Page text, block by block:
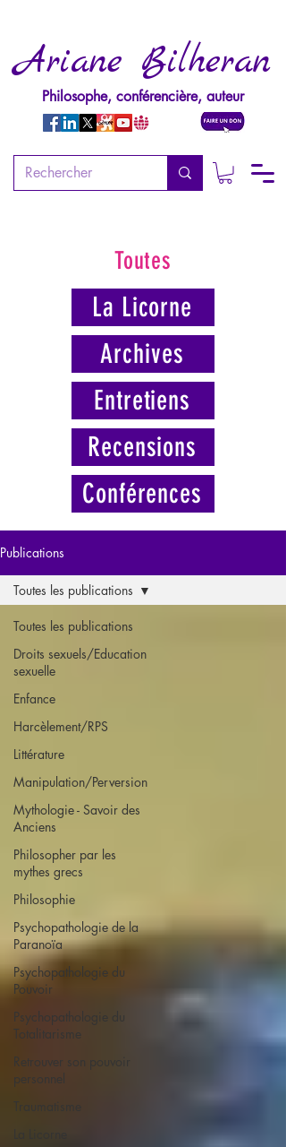
Ariane Bilheran
Philosophe, conférencière, auteur
Toutes
La Licorne
Archives
Entretiens
Recensions
Conférences
Publications
Toutes les publications
Droits sexuels/Education
sexuelle
Enfance
Harcèlement/RPS
Littérature
Manipulation/Perversion
Mythologie - Savoir des
Anciens
Philosopher par les
mythes grecs
Philosophie
Psychopathologie de la
Paranoïa
Psychopathologie du
Pouvoir
Psychopathologie du
Totalitarisme
Retrouver son pouvoir
personnel
Traumatisme
Toutes les publications